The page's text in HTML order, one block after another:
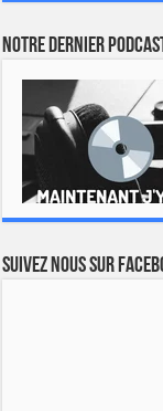
Notre dernier
Suivez nous sur